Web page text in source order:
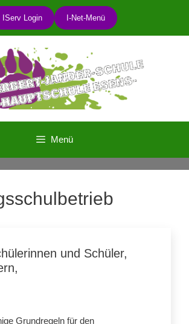
IServ Login I-Net-Menü
Menü
und Schüler,
Grundregeln für den